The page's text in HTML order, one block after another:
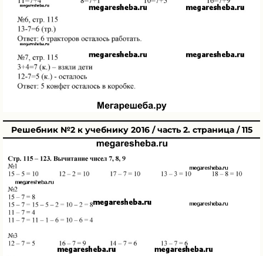
Решебник №2 к учебнику 2016 / часть 2. страница / 115